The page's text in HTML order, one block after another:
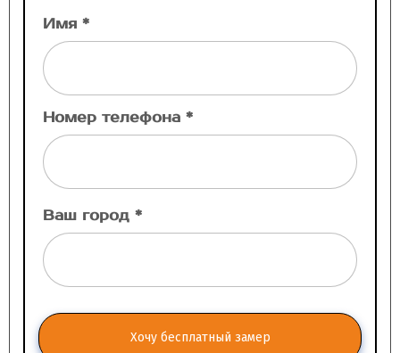
Имя *
Номер телефона *
Ваш город *
Хочу бесплатный замер